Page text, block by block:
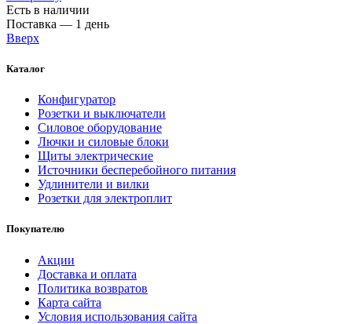
Есть в наличии
Поставка — 1 день
Вверх
Каталог
Конфигуратор
Розетки и выключатели
Силовое оборудование
Лючки и силовые блоки
Щиты электрические
Источники бесперебойного питания
Удлинители и вилки
Розетки для электроплит
Покупателю
Акции
Доставка и оплата
Политика возвратов
Карта сайта
Условия использования сайта